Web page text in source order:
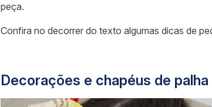
peça.
Confira no decorrer do texto algumas dicas de
Decorações e chapéus de palha